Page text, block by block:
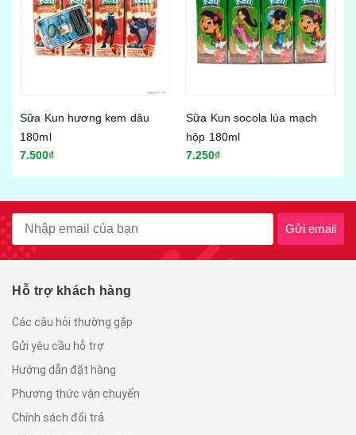
Sữa Kun socola lúa mạch
hộp 180ml
7.250₫
Sữa Kun hương kem dâu
110ml
4.500₫
Gửi email
Hỗ trợ khách hàng
Các câu hỏi thường gặp
Gửi yêu cầu hỗ trợ
Hướng dẫn đặt hàng
Phương thức vận chuyển
Chính sách đổi trả